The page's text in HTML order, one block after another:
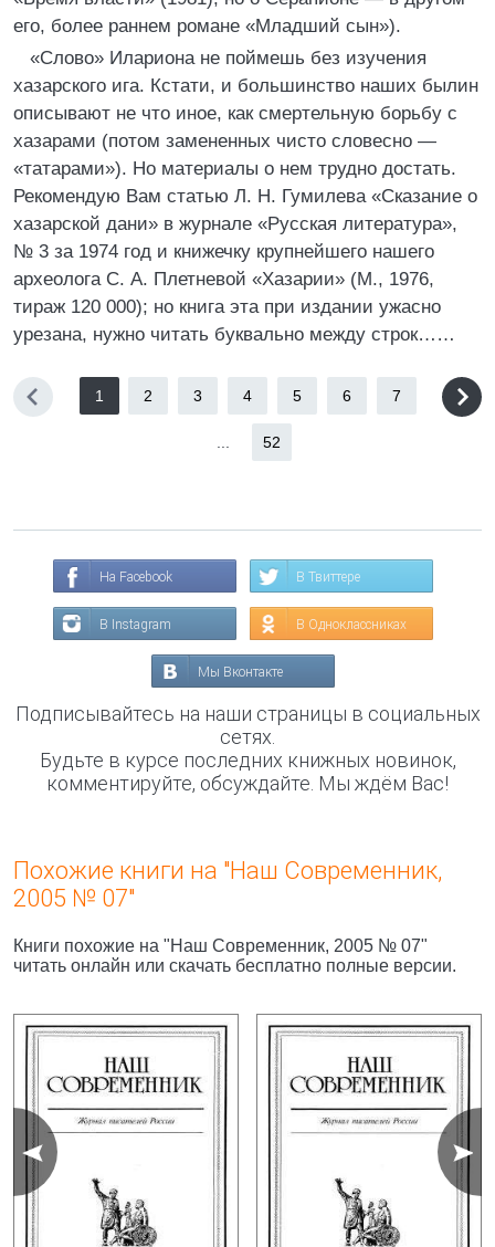
его, более раннем романе «Младший сын»).
«Слово» Илариона не поймешь без изучения
хазарского ига. Кстати, и большинство наших былин
описывают не что иное, как смертельную борьбу с
хазарами (потом замененных чисто словесно —
«татарами»). Но материалы о нем трудно достать.
Рекомендую Вам статью Л. Н. Гумилева «Сказание о
хазарской дани» в журнале «Русская литература»,
№ 3 за 1974 год и книжечку крупнейшего нашего
археолога С. А. Плетневой «Хазарии» (М., 1976,
тираж 120 000); но книга эта при издании ужасно
урезана, нужно читать буквально между строк……
1 2 3 4 5 6 7
52
На Facebook В Твиттере
В Instagram В Одноклассниках
Мы Вконтакте
Подписывайтесь на наши страницы в социальных
сетях.
Будьте в курсе последних книжных новинок,
комментируйте, обсуждайте. Мы ждём Вас!
Похожие книги на "Наш Современник,
2005 № 07"
Книги похожие на "Наш Современник, 2005 № 07"
читать онлайн или скачать бесплатно полные версии.